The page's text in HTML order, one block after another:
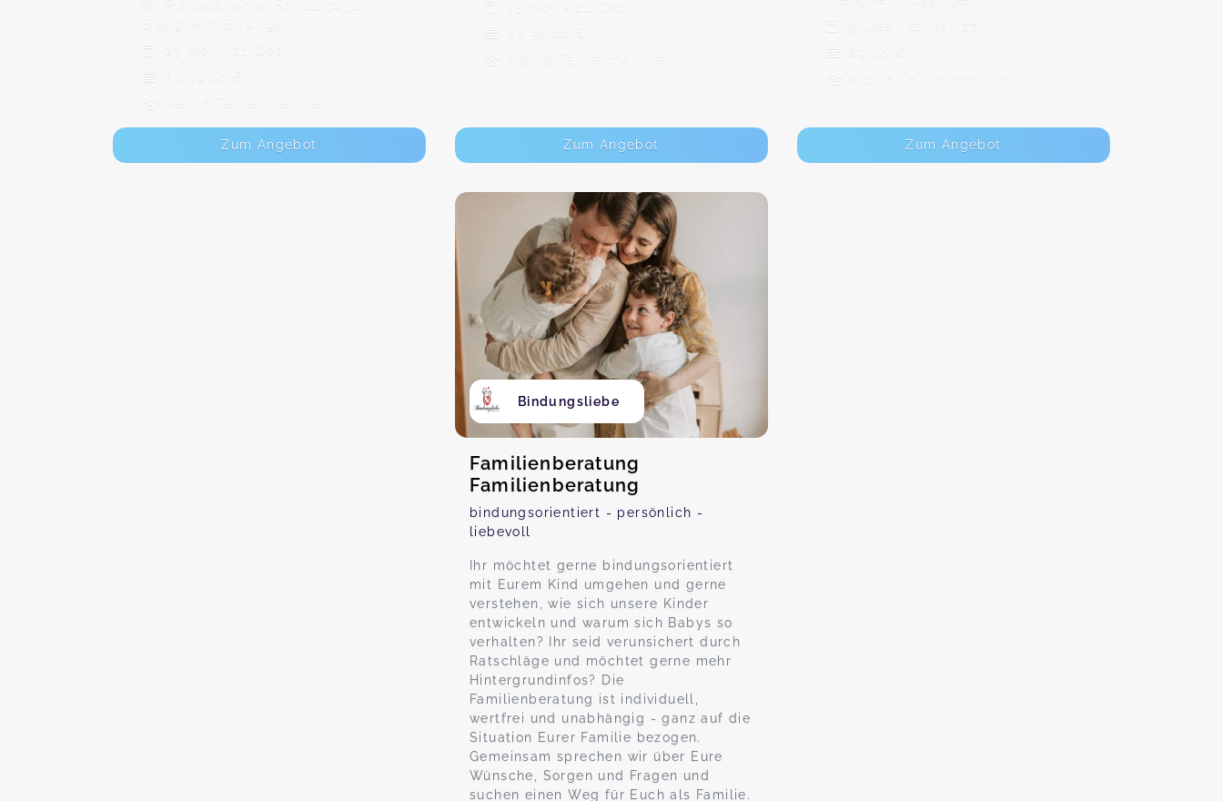
Pleidelsheimer Str. 11, 74321
Bietigheim-Bissingen
23. Nov - 21. Dez
Ab 79,00 €
Max. 8 TeilnehmerInnen
Zum Angebot
23. Nov - 21. Dez
Ab 39,00 €
Max. 8 TeilnehmerInnen
Zum Angebot
3. Dez - 21. Jan 27
89,00 €
Max. 8 TeilnehmerInnen
Zum Angebot
Bindungsliebe
Familienberatung
Familienberatung
bindungsorientiert - persönlich -
liebevoll
Ihr möchtet gerne bindungsorientiert
mit Eurem Kind umgehen und gerne
verstehen, wie sich unsere Kinder
entwickeln und warum sich Babys so
verhalten? Ihr seid verunsichert durch
Ratschläge und möchtet gerne mehr
Hintergrundinfos? Die
Familienberatung ist individuell,
wertfrei und unabhängig - ganz auf die
Situation Eurer Familie bezogen.
Gemeinsam sprechen wir über Eure
Wünsche, Sorgen und Fragen und
suchen einen Weg für Euch als Familie.